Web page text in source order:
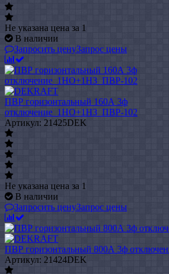
Не указана цена за 1
В наличии
Запросить ценуЗапрос цены
ПВР горизонтальный 160А 3ф
отключение_1НО+1НЗ_ПВР-102
Артикул: 21425DEK
Не указана цена за 1
В наличии
Запросить ценуЗапрос цены
ПВР горизонтальный 800А 3ф
Артикул: 21424DEK